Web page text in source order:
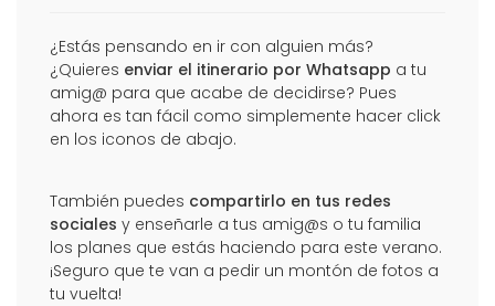
¿Estás pensando en ir con alguien más?
¿Quieres enviar el itinerario por Whatsapp a tu
amig@ para que acabe de decidirse? Pues
ahora es tan fácil como simplemente hacer click
en los iconos de abajo.
También puedes compartirlo en tus redes
sociales y enseñarle a tus amig@s o tu familia
los planes que estás haciendo para este verano.
¡Seguro que te van a pedir un montón de fotos a
tu vuelta!